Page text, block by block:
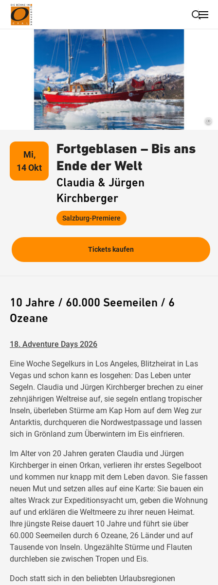
Suche schließen
Wegbeschreibung erhalten
©
Mi,
14 Okt
Fortgeblasen – Bis ans
Ende der Welt
Claudia & Jürgen
Kirchberger
Salzburg-Premiere
Tickets kaufen
10 Jahre / 60.000 Seemeilen / 6
Ozeane
18. Adventure Days 2026
Eine Woche Segelkurs in Los Angeles, Blitzheirat in Las
Vegas und schon kann es losgehen: Das Leben unter
Segeln. Claudia und Jürgen Kirchberger brechen zu einer
zehnjährigen Weltreise auf, sie segeln entlang tropischer
Inseln, überleben Stürme am Kap Horn auf dem Weg zur
Antarktis, durchqueren die Nordwestpassage und lassen
sich in Grönland zum Überwintern im Eis einfrieren.
Im Alter von 20 Jahren geraten Claudia und Jürgen
Kirchberger in einen Orkan, verlieren ihr erstes Segelboot
und kommen nur knapp mit dem Leben davon. Sie fassen
neuen Mut und setzen alles auf eine Karte: Sie bauen ein
altes Wrack zur Expeditionsyacht um, geben die Wohnung
auf und erklären die Weltmeere zu ihrer neuen Heimat.
Ihre jüngste Reise dauert 10 Jahre und führt sie über
60.000 Seemeilen durch 6 Ozeane, 26 Länder und auf
Tausende von Inseln. Ungezählte Stürme und Flauten
durchleben sie zwischen Tropen und Eis.
Doch statt sich in den beliebten Urlaubsregionen